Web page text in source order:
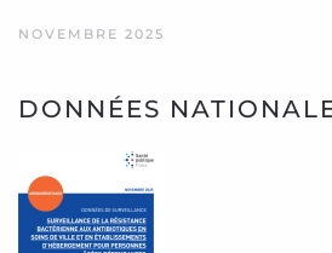
NOVEMBRE 2025
DONNÉES